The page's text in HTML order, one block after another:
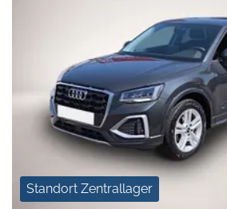
Standort Zentrallager